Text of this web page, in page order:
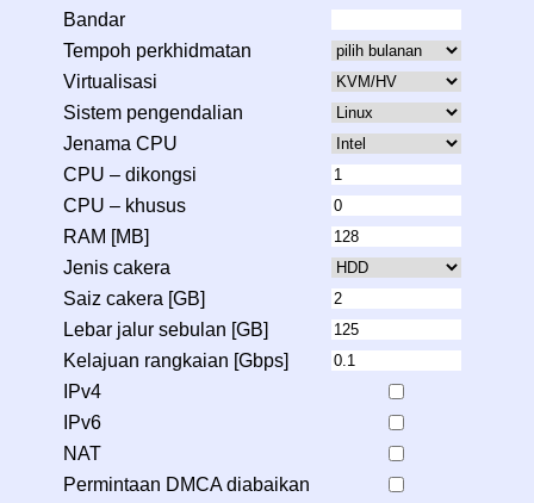
Bandar
Tempoh perkhidmatan
Virtualisasi
Sistem pengendalian
Jenama CPU
CPU – dikongsi
CPU – khusus
RAM [MB]
Jenis cakera
Saiz cakera [GB]
Lebar jalur sebulan [GB]
Kelajuan rangkaian [Gbps]
IPv4
IPv6
NAT
Permintaan DMCA diabaikan